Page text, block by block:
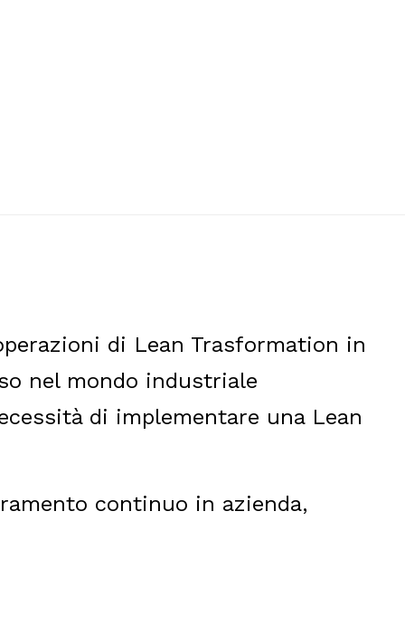
di Lean Trasformation in
nel mondo industriale
di implementare una Lean
continuo in azienda,